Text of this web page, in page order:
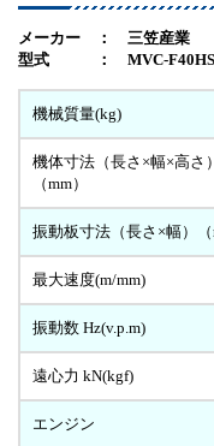
メーカー ： 三笠産業
型式 ： MVC-F40HSW
機械質量(kg)
機体寸法（長さ×幅×高さ）
（mm）
振動板寸法（長さ×幅）（
最大速度(m/mm)
振動数 Hz(v.p.m)
遠心力 kN(kgf)
エンジン